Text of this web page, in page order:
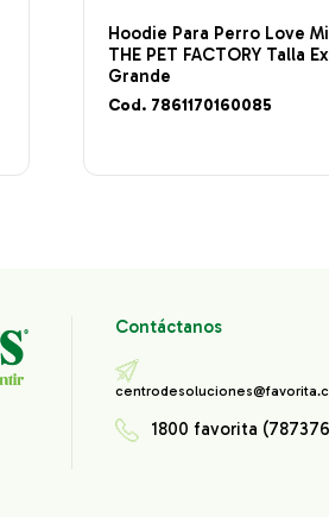
Hoodie Para Perro Love
THE PET FACTORY Talla
Grande
Cod. 7861170160085
Contáctanos
1800 favorita